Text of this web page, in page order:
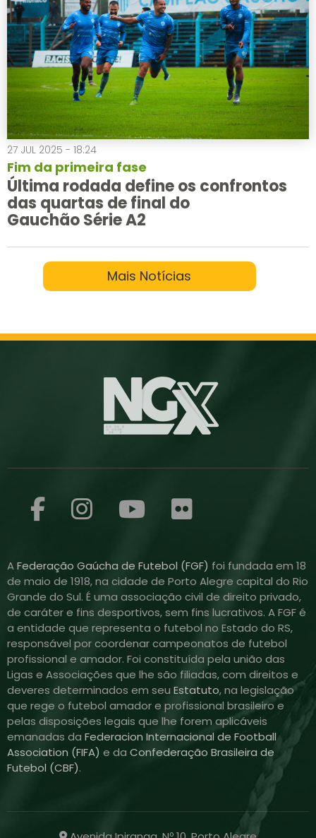
27 JUL 2025 - 18:24
Fim da primeira fase
Última rodada define os confrontos
das quartas de final do
Gauchão Série A2
Mais Notícias
AFederação Gaúcha de Futebol (FGF) foi fundada em 18
de maio de 1918, na cidade de Porto Alegre capital do Rio
Grande do Sul. É uma associação civil de direito privado,
de caráter e fins desportivos, sem fins lucrativos. A FGF é
a entidade que representa o futebol no Estado do RS,
responsável por coordenar campeonatos de futebol
profissional e amador. Foi constituída pela união das
Ligas e Associações que lhe são filiadas, com direitos e
deveres determinados em seu Estatuto, na legislação
que rege o futebol amador e profissional brasileiro e
pelas disposições legais que lhe forem aplicáveis
emanadas da Federacion Internacional de Football
Association (FIFA) e da Confederação Brasileira de
Futebol (CBF).